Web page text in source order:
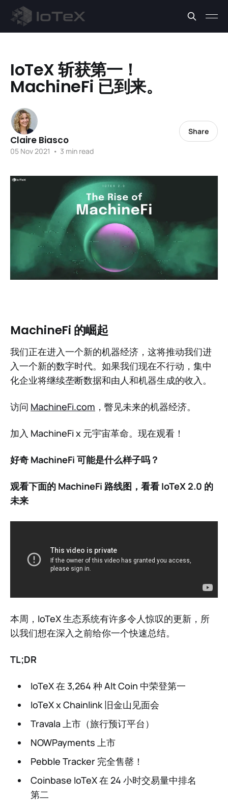
IoTeX 斩获第一！
MachineFi 已到来。
Claire Biasco
05 Nov 2021 • 3 min read
Share
MachineFi 的崛起
我们正在进入一个新的机器经济，这将推动我们进
入一个新的数字时代。如果我们现在不行动，集中
化企业将继续垄断数据和由人和机器生成的收入。
访问 MachineFi.com ，瞥见未来的机器经济。
加入 MachineFi x 元宇宙革命。现在观看！
好奇 MachineFi 可能是什么样子吗？
观看下面的 MachineFi 路线图，看看 IoTeX 2.0 的
未来
本周，IoTeX 生态系统有许多令人惊叹的更新，所
以我们想在深入之前给你一个快速总结。
TL;DR
IoTeX 在 3,264 种 Alt Coin 中荣登第一
IoTeX x Chainlink 旧金山见面会
Travala 上市（旅行预订平台）
NOWPayments 上市
Pebble Tracker 完全售罄！
Coinbase IoTeX 在 24 小时交易量中排名
第二